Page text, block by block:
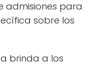
admisiones para
sobre los
brinda a los